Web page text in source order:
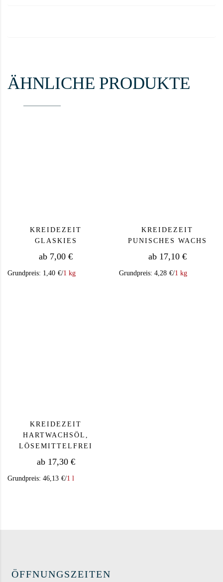
ÄHNLICHE PRODUKTE
KREIDEZEIT
GLASKIES
ab 7,00 €
Grundpreis: 1,40 €/1 kg
KREIDEZEIT
PUNISCHES WACHS
ab 17,10 €
Grundpreis: 4,28 €/1 kg
KREIDEZEIT
HARTWACHSÖL,
LÖSEMITTELFREI
ab 17,30 €
Grundpreis: 46,13 €/1 l
ÖFFNUNGSZEITEN